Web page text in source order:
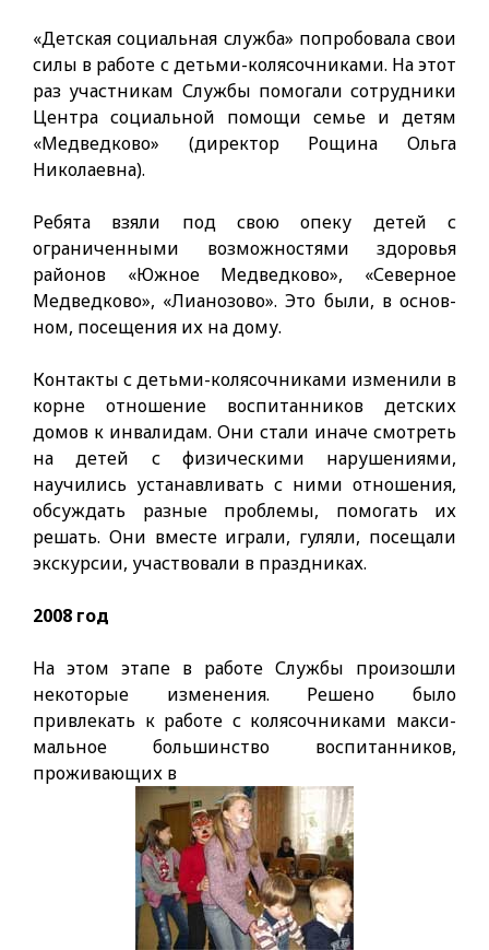
«Детская социальная служба» попробовала свои
силы в работе с детьми-колясочниками. На этот
раз участникам Службы помогали сотрудники
Центра социальной помощи семье и детям
«Медведково» (директор Ро­щина Ольга
Николаевна).
Ребята взяли под свою опеку детей с
ограниченными возможностями здоровья
районов «Южное Медведково», «Северное
Медведково», «Лианозово». Это были, в основ­
ном, посещения их на дому.
Контакты с детьми-колясочниками изменили в
корне отношение воспитанников детских
домов к инвалидам. Они стали иначе смотреть
на детей с физическими нарушениями,
научились устанавли­вать с ними отношения,
обсуждать разные проблемы, помогать их
решать. Они вместе играли, гуляли, посещали
экскурсии, участвовали в праздниках.
2008 год
На этом этапе в работе Службы произошли
некоторые измене­ния. Решено было
привлекать к работе с колясочниками макси­
мальное большинство воспитанников,
проживающих в